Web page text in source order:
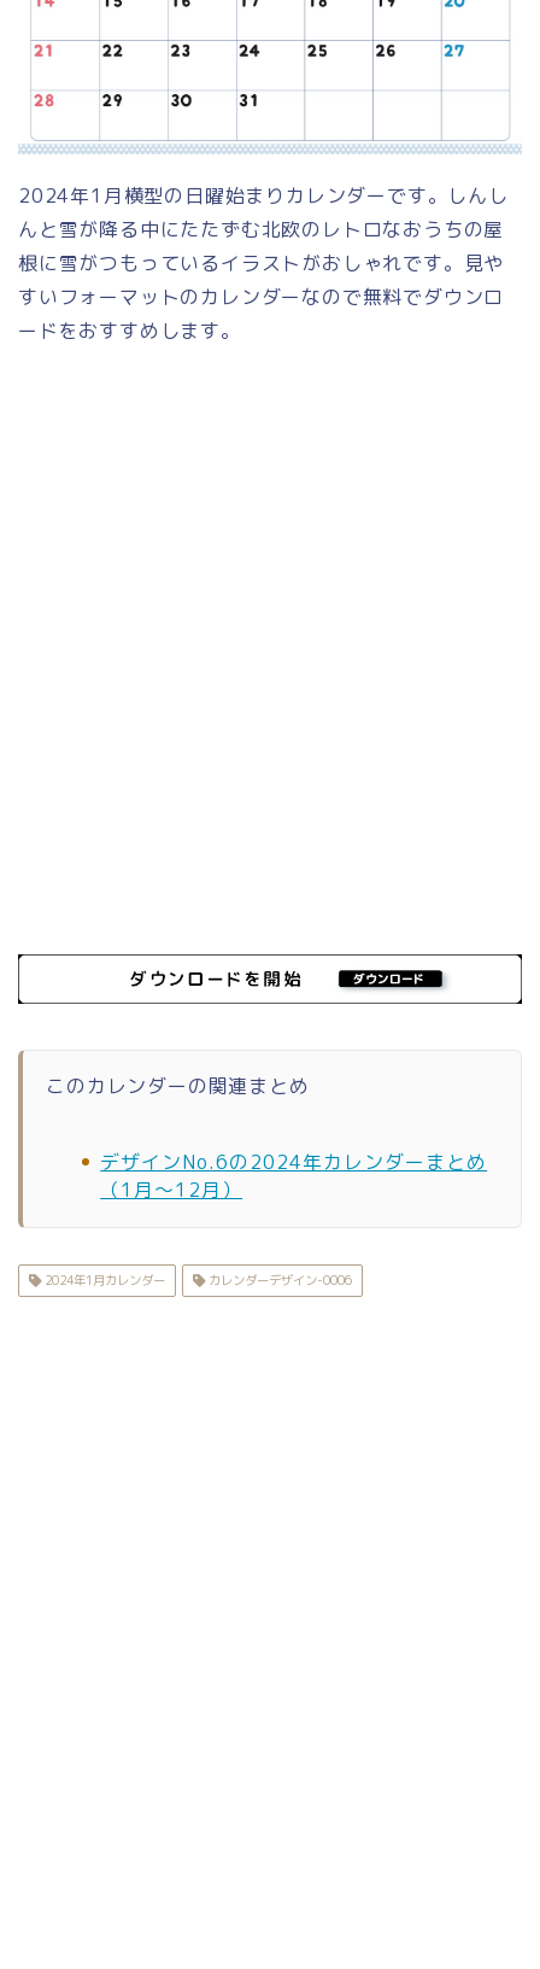
2024年1月横型の日曜始まりカレンダーです。しんし
んと雪が降る中にたたずむ北欧のレトロなおうちの屋
根に雪がつもっているイラストがおしゃれです。見や
すいフォーマットのカレンダーなので無料でダウンロ
ードをおすすめします。
このカレンダーの関連まとめ
デザインNo.6の2024年カレンダーまとめ
（1月〜12月）
2024年1月カレンダー カレンダーデザイン-0006